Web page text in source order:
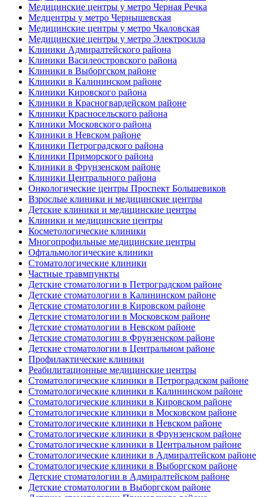
Медицинские центры у метро Черная Речка
Медцентры у метро Чернышевская
Медицинские центры у метро Чкаловская
Медицинские центры у метро Электросила
Клиники Адмиралтейского района
Клиники Василеостровского района
Клиники в Выборгском районе
Клиники в Калининском районе
Клиники Кировского района
Клиники в Красногвардейском районе
Клиники Красносельского района
Клиники Московского района
Клиники в Невском районе
Клиники Петроградского района
Клиники Приморского района
Клиники в Фрунзенском районе
Клиники Центрального района
Онкологические центры Проспект Большевиков
Взрослые клиники и медицинские центры
Детские клиники и медицинские центры
Клиники и медицинские центры
Косметологические клиники
Многопрофильные медицинские центры
Офтальмологические клиники
Стоматологические клиники
Частные травмпункты
Детские стоматологии в Петроградском районе
Детские стоматологии в Калининском районе
Детские стоматологии в Кировском районе
Детские стоматологии в Московском районе
Детские стоматологии в Невском районе
Детские стоматологии в Фрунзенском районе
Детские стоматологии в Центральном районе
Профилактические клиники
Реабилитационные медицинские центры
Стоматологические клиники в Петроградском районе
Стоматологические клиники в Калининском районе
Стоматологические клиники в Кировском районе
Стоматологические клиники в Московском районе
Стоматологические клиники в Невском районе
Стоматологические клиники в Фрунзенском районе
Стоматологические клиники в Центральном районе
Стоматологические клиники в Адмиралтейском районе
Стоматологические клиники в Выборгском районе
Детские стоматологии в Адмиралтейском районе
Детские стоматологии в Выборгском районе